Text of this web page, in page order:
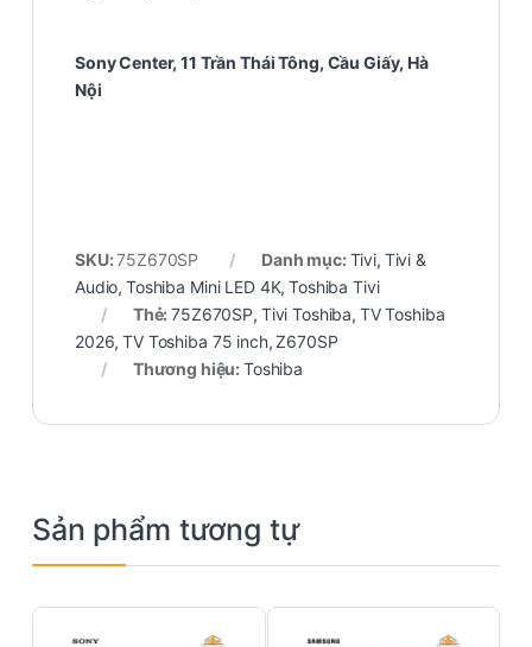
Sony Center, 11 Trần Thái Tông, Cầu Giấy, Hà
Nội
SKU:75Z670SP Danh mục: Tivi, Tivi &
Audio,Toshiba Mini LED 4K,Toshiba Tivi
Thẻ:75Z670SP, Tivi Toshiba, TV Toshiba
2026,TV Toshiba 75 inch,Z670SP
Thương hiệu:Toshiba
Sản phẩm tương tự